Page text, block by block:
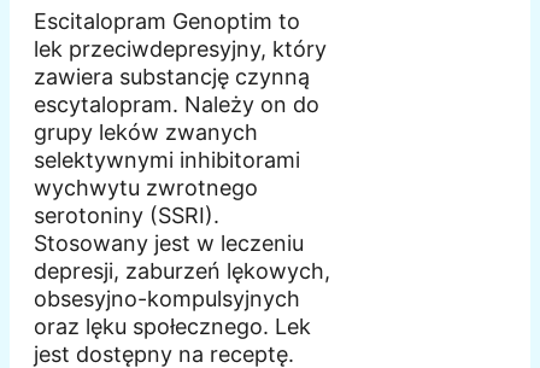
Escitalopram Genoptim to
lek przeciwdepresyjny, który
zawiera substancję czynną
escytalopram. Należy on do
grupy leków zwanych
selektywnymi inhibitorami
wychwytu zwrotnego
serotoniny (SSRI).
Stosowany jest w leczeniu
depresji, zaburzeń lękowych,
obsesyjno-kompulsyjnych
oraz lęku społecznego. Lek
jest dostępny na receptę.